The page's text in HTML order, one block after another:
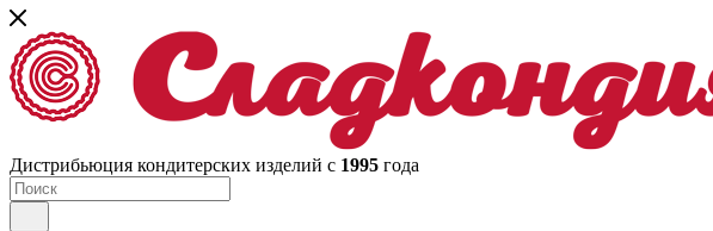
Дистрибьюция кондитерских изделий с 1995 года